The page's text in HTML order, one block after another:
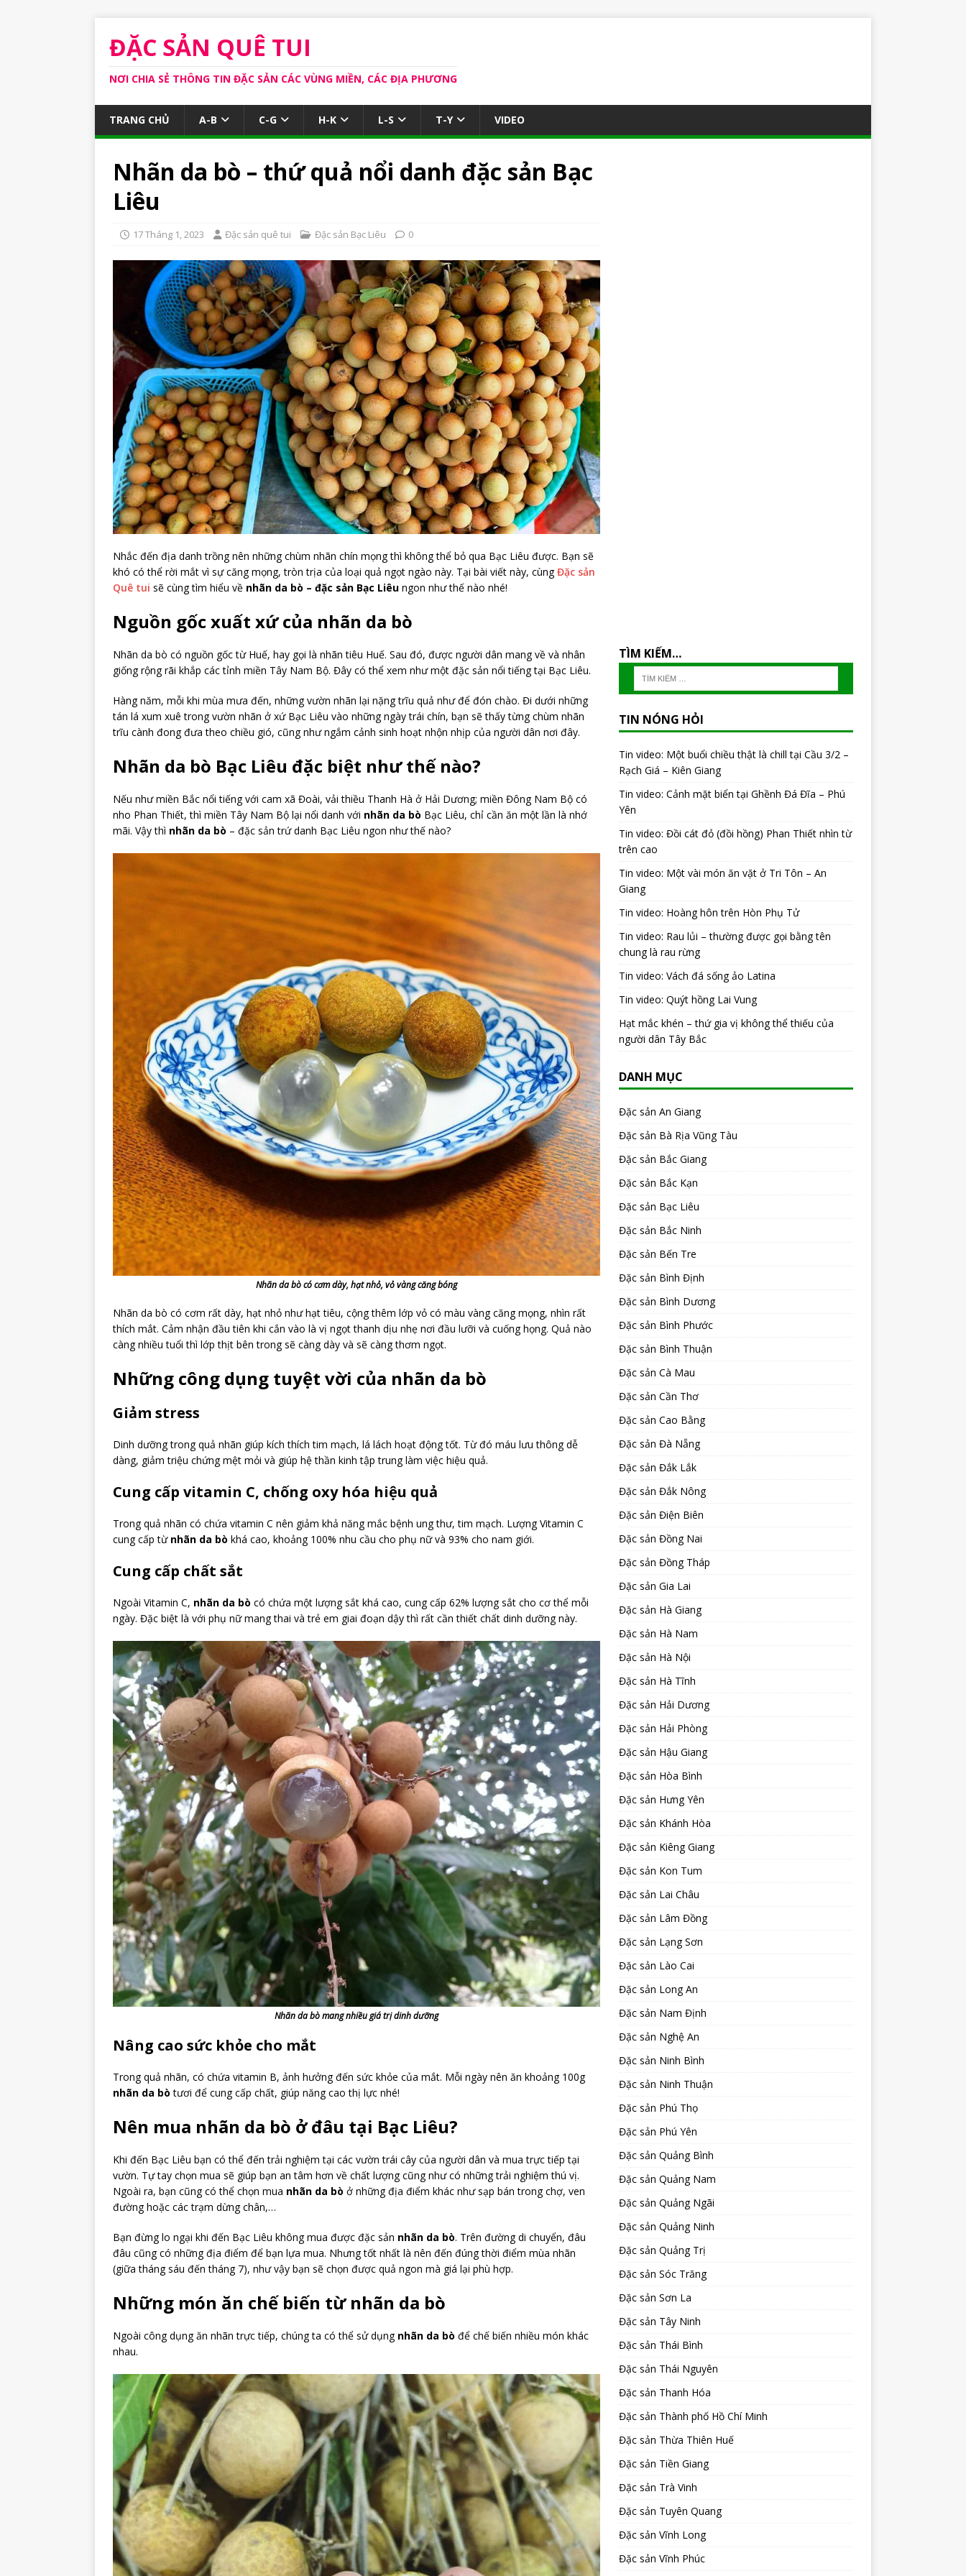
ĐẶC SẢN QUÊ TUI
NƠI CHIA SẺ THÔNG TIN ĐẶC SẢN CÁC VÙNG MIỀN, CÁC ĐỊA PHƯƠNG
TRANG CHỦ A-B C-G H-K L-S T-Y VIDEO
Nhãn da bò – thứ quả nổi danh đặc sản Bạc
Liêu
17 Tháng 1, 2023 Đặc sản quê tui Đặc sản Bạc Liêu 0
Nhắc đến địa danh trồng nên những chùm nhãn chín mọng thì không thể bỏ qua Bạc Liêu được. Bạn sẽ
khó có thể rời mắt vì sự căng mọng, tròn trịa của loại quả ngọt ngào này. Tại bài viết này, cùngĐặc sản
Quê tui sẽ cùng tìm hiểu về nhãn da bò – đặc sản Bạc Liêu ngon như thế nào nhé!
Nguồn gốc xuất xứ của nhãn da bò
Nhãn da bò có nguồn gốc từ Huế, hay gọi là nhãn tiêu Huế. Sau đó, được người dân mang về và nhân
giống rộng rãi khắp các tỉnh miền Tây Nam Bộ. Đây có thể xem như một đặc sản nổi tiếng tại Bạc Liêu.
Hàng năm, mỗi khi mùa mưa đến, những vườn nhãn lại nặng trĩu quả như để đón chào. Đi dưới những
tán lá xum xuê trong vườn nhãn ở xứ Bạc Liêu vào những ngày trái chín, bạn sẽ thấy từng chùm nhãn
trĩu cành đong đưa theo chiều gió, cũng như ngắm cảnh sinh hoạt nhộn nhịp của người dân nơi đây.
Nhãn da bò Bạc Liêu đặc biệt như thế nào?
Nếu như miền Bắc nổi tiếng với cam xã Đoài, vải thiều Thanh Hà ở Hải Dương; miền Đông Nam Bộ có
nho Phan Thiết, thì miền Tây Nam Bộ lại nổi danh với nhãn da bò Bạc Liêu, chỉ cần ăn một lần là nhớ
mãi. Vậy thì nhãn da bò – đặc sản trứ danh Bạc Liêu ngon như thế nào?
Nhãn da bò có cơm dày, hạt nhỏ, vỏ vàng căng bóng
Nhãn da bò có cơm rất dày, hạt nhỏ như hạt tiêu, cộng thêm lớp vỏ có màu vàng căng mọng, nhìn rất
thích mắt. Cảm nhận đầu tiên khi cắn vào là vị ngọt thanh dịu nhẹ nơi đầu lưỡi và cuống họng. Quả nào
càng nhiều tuổi thì lớp thịt bên trong sẽ càng dày và sẽ càng thơm ngọt.
Những công dụng tuyệt vời của nhãn da bò
Giảm stress
Dinh dưỡng trong quả nhãn giúp kích thích tim mạch, lá lách hoạt động tốt. Từ đó máu lưu thông dễ
dàng, giảm triệu chứng mệt mỏi và giúp hệ thần kinh tập trung làm việc hiệu quả.
Cung cấp vitamin C, chống oxy hóa hiệu quả
Trong quả nhãn có chứa vitamin C nên giảm khả năng mắc bệnh ung thư, tim mạch. Lượng Vitamin C
cung cấp từnhãn da bò khá cao, khoảng 100% nhu cầu cho phụ nữ và 93% cho nam giới.
Cung cấp chất sắt
Ngoài Vitamin C, nhãn da bò có chứa một lượng sắt khá cao, cung cấp 62% lượng sắt cho cơ thể mỗi
ngày. Đặc biệt là với phụ nữ mang thai và trẻ em giai đoạn dậy thì rất cần thiết chất dinh dưỡng này.
Nhãn da bò mang nhiều giá trị dinh dưỡng
Nâng cao sức khỏe cho mắt
Trong quả nhãn, có chứa vitamin B, ảnh hưởng đến sức khỏe của mắt. Mỗi ngày nên ăn khoảng 100g
nhãn da bòtươi để cung cấp chất, giúp năng cao thị lực nhé!
Nên mua nhãn da bò ở đâu tại Bạc Liêu?
Khi đến Bạc Liêu bạn có thể đến trải nghiệm tại các vườn trái cây của người dân và mua trực tiếp tại
vườn. Tự tay chọn mua sẽ giúp bạn an tâm hơn về chất lượng cũng như có những trải nghiệm thú vị.
Ngoài ra, bạn cũng có thể chọn mua nhãn da bò ở những địa điểm khác như sạp bán trong chợ, ven
đường hoặc các trạm dừng chân,…
Bạn đừng lo ngại khi đến Bạc Liêu không mua được đặc sản nhãn da bò. Trên đường di chuyển, đâu
đâu cũng có những địa điểm để bạn lựa mua. Nhưng tốt nhất là nên đến đúng thời điểm mùa nhãn
(giữa tháng sáu đến tháng 7), như vậy bạn sẽ chọn được quả ngon mà giá lại phù hợp.
Những món ăn chế biến từ nhãn da bò
Ngoài công dụng ăn nhãn trực tiếp, chúng ta có thể sử dụngnhãn da bò để chế biến nhiều món khác
nhau.
TÌM KIẾM…
TIN NÓNG HỎI
Tin video: Một buổi chiều thật là chill tại Cầu 3/2 –
Rạch Giá – Kiên Giang
Tin video: Cảnh mặt biển tại Ghềnh Đá Đĩa – Phú
Yên
Tin video: Đồi cát đỏ (đồi hồng) Phan Thiết nhìn từ
trên cao
Tin video: Một vài món ăn vặt ở Tri Tôn – An
Giang
Tin video: Hoàng hôn trên Hòn Phụ Tử
Tin video: Rau lủi – thường được gọi bằng tên
chung là rau rừng
Tin video: Vách đá sống ảo Latina
Tin video: Quýt hồng Lai Vung
Hạt mắc khén – thứ gia vị không thể thiếu của
người dân Tây Bắc
DANH MỤC
Đặc sản An Giang
Đặc sản Bà Rịa Vũng Tàu
Đặc sản Bắc Giang
Đặc sản Bắc Kạn
Đặc sản Bạc Liêu
Đặc sản Bắc Ninh
Đặc sản Bến Tre
Đặc sản Bình Định
Đặc sản Bình Dương
Đặc sản Bình Phước
Đặc sản Bình Thuận
Đặc sản Cà Mau
Đặc sản Cần Thơ
Đặc sản Cao Bằng
Đặc sản Đà Nẵng
Đặc sản Đắk Lắk
Đặc sản Đắk Nông
Đặc sản Điện Biên
Đặc sản Đồng Nai
Đặc sản Đồng Tháp
Đặc sản Gia Lai
Đặc sản Hà Giang
Đặc sản Hà Nam
Đặc sản Hà Nội
Đặc sản Hà Tĩnh
Đặc sản Hải Dương
Đặc sản Hải Phòng
Đặc sản Hậu Giang
Đặc sản Hòa Bình
Đặc sản Hưng Yên
Đặc sản Khánh Hòa
Đặc sản Kiêng Giang
Đặc sản Kon Tum
Đặc sản Lai Châu
Đặc sản Lâm Đồng
Đặc sản Lạng Sơn
Đặc sản Lào Cai
Đặc sản Long An
Đặc sản Nam Định
Đặc sản Nghệ An
Đặc sản Ninh Bình
Đặc sản Ninh Thuận
Đặc sản Phú Thọ
Đặc sản Phú Yên
Đặc sản Quảng Bình
Đặc sản Quảng Nam
Đặc sản Quảng Ngãi
Đặc sản Quảng Ninh
Đặc sản Quảng Trị
Đặc sản Sóc Trăng
Đặc sản Sơn La
Đặc sản Tây Ninh
Đặc sản Thái Bình
Đặc sản Thái Nguyên
Đặc sản Thanh Hóa
Đặc sản Thành phố Hồ Chí Minh
Đặc sản Thừa Thiên Huế
Đặc sản Tiền Giang
Đặc sản Trà Vinh
Đặc sản Tuyên Quang
Đặc sản Vĩnh Long
Đặc sản Vĩnh Phúc